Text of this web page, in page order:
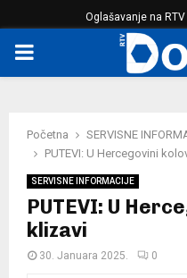
Oglašavanje na RTV
PRIMARY
Početna
SERVISNE
PUTEVI: U Hercegovini
SERVISNE INFORMACIJE
PUTEVI: U
klizavi
30. Januara 2025. 0